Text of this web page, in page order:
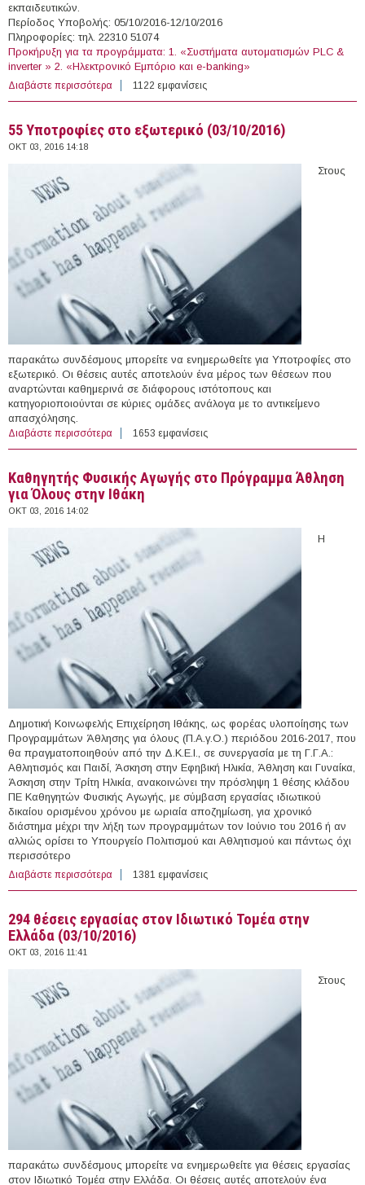
εκπαιδευτικών.
Περίοδος Υποβολής: 05/10/2016-12/10/2016
Πληροφορίες: τηλ. 22310 51074
Προκήρυξη για τα προγράμματα: 1. «Συστήματα αυτοματισμών PLC &
inverter » 2. «Ηλεκτρονικό Εμπόριο και e-banking»
Διαβάστε περισσότερα για Ωρομίσθιοι Εκπαιδευτικοί στο Κ.Ε.Κ Λαμίας του
Οργανισμού Απασχόλησης Εργατικού Δυναμικού
1122 εμφανίσεις
55 Υποτροφίες στο εξωτερικό (03/10/2016)
ΟΚΤ 03, 2016 14:18
Στους
παρακάτω συνδέσμους μπορείτε να ενημερωθείτε για Υποτροφίες στο
εξωτερικό. Οι θέσεις αυτές αποτελούν ένα μέρος των θέσεων που
αναρτώνται καθημερινά σε διάφορους ιστότοπους και
κατηγοριοποιούνται σε κύριες ομάδες ανάλογα με το αντικείμενο
απασχόλησης.
Διαβάστε περισσότερα για 55 Υποτροφίες στο εξωτερικό (03/10/2016)
1653 εμφανίσεις
Καθηγητής Φυσικής Αγωγής στο Πρόγραμμα Άθληση
για Όλους στην Ιθάκη
ΟΚΤ 03, 2016 14:02
Η
Δημοτική Κοινωφελής Επιχείρηση Ιθάκης, ως φορέας υλοποίησης των
Προγραμμάτων Άθλησης για όλους (Π.Α.γ.Ο.) περιόδου 2016-2017, που
θα πραγματοποιηθούν από την Δ.Κ.Ε.Ι., σε συνεργασία με τη Γ.Γ.Α.:
Αθλητισμός και Παιδί, Άσκηση στην Εφηβική Ηλικία, Άθληση και Γυναίκα,
Άσκηση στην Τρίτη Ηλικία, ανακοινώνει την πρόσληψη 1 θέσης κλάδου
ΠΕ Καθηγητών Φυσικής Αγωγής, με σύμβαση εργασίας ιδιωτικού
δικαίου ορισμένου χρόνου με ωριαία αποζημίωση, για χρονικό
διάστημα μέχρι την λήξη των προγραμμάτων τον Ιούνιο του 2016 ή αν
αλλιώς ορίσει το Υπουργείο Πολιτισμού και Αθλητισμού και πάντως όχι
περισσότερο
Διαβάστε περισσότερα για Καθηγητής Φυσικής Αγωγής στο Πρόγραμμα
Άθληση για Όλους στην Ιθάκη
1381 εμφανίσεις
294 θέσεις εργασίας στον Ιδιωτικό Τομέα στην
Ελλάδα (03/10/2016)
ΟΚΤ 03, 2016 11:41
Στους
παρακάτω συνδέσμους μπορείτε να ενημερωθείτε για θέσεις εργασίας
στον Ιδιωτικό Τομέα στην Ελλάδα. Οι θέσεις αυτές αποτελούν ένα